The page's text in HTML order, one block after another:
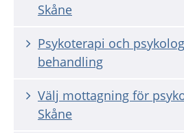
Skåne
Psykoterapi och
behandling
Välj mottagning för
Skåne